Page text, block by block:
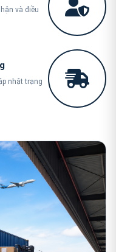
và điều
nhật trạng